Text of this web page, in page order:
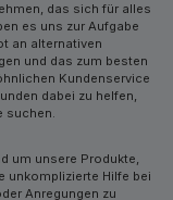
das sich für alles
es uns zur Aufgabe
an alternativen
und das zum besten
Kundenservice
dabei zu helfen,
suchen.
um unsere Produkte,
unkomplizierte Hilfe bei
Anregungen zu